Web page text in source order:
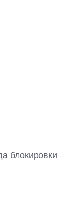
блокировки